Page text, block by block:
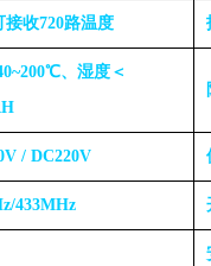
接收720路温度
、湿度＜
/ DC220V
433MHz